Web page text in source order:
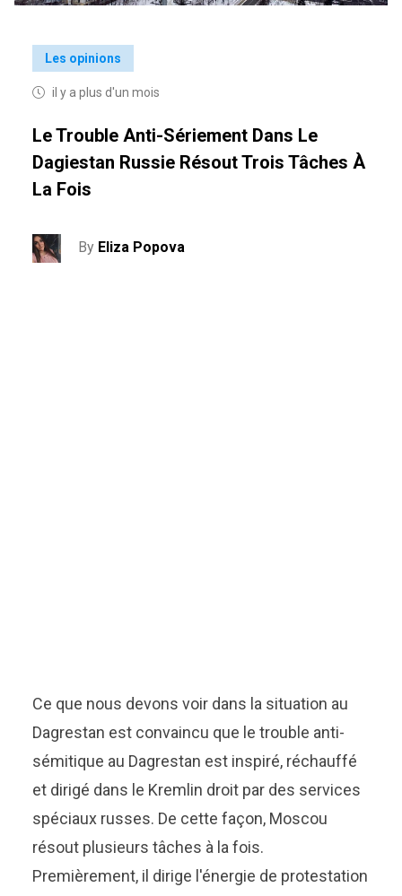
Les opinions
il y a plus d'un mois
Le Trouble Anti-Sériement Dans Le
Dagiestan Russie Résout Trois Tâches À
La Fois
By Eliza Popova
Ce que nous devons voir dans la situation au
Dagrestan est convaincu que le trouble anti-
sémitique au Dagrestan est inspiré, réchauffé
et dirigé dans le Kremlin droit par des services
spéciaux russes. De cette façon, Moscou
résout plusieurs tâches à la fois.
Premièrement, il dirige l'énergie de protestation